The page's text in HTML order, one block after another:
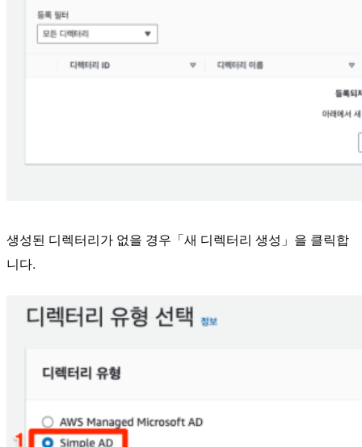
생성된 디렉터리가 없을 경우「새 디렉터리 생성」을 클릭합
니다.